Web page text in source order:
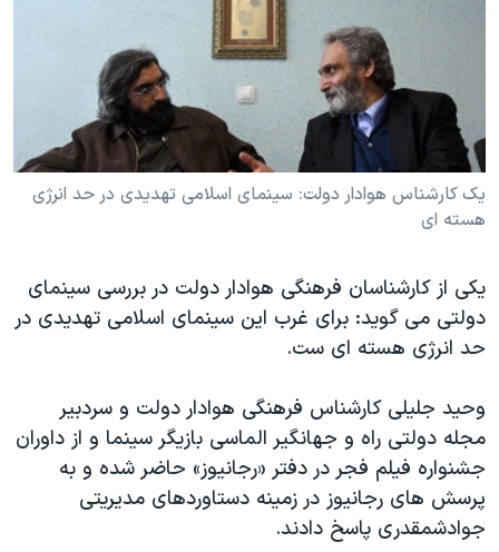
حقوق شهروندی
اقتصادی
علم و فناوری
گالری عکس
انتخابات ریاست جمهوری آمریکا ۲۰۲۴
حمله جمهوری اسلامی به اسرائیل
رمز مهسا
اعتراضات زن، زندگی، آزادی
تریبونال مردمی آبان ۹۸
دادگاه حمید نوری
قانون شفافیت دارائی کادر رهبری ایران
اعتراضات مردمی آبان ۹۸
اسرائیل در جنگ
نرگس محمدی برنده جایزه نوبل صلح
زبانهای مختلف
یک کارشناس هوادار دولت: سینمای اسلامی تهدیدی در حد انرژی
هسته ای
یکی از کارشناسان فرهنگی هوادار دولت در بررسی سینمای
دولتی می گوید: برای غرب این سینمای اسلامی تهدیدی در
حد انرژی هسته ای ست.
وحید جلیلی کارشناس فرهنگی هوادار دولت و سردبیر
مجله دولتی راه و جهانگیر الماسی بازیگر سینما و از داوران
جشنواره فیلم فجر در دفتر «رجانیوز» حاضر شده و به
پرسش های رجانیوز در زمینه دستاوردهای مدیریتی
جوادشمقدری پاسخ دادند.